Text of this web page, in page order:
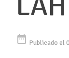
date_range Publicado el